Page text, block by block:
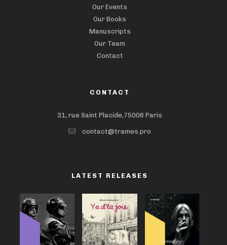
Our Events
Our Books
Manuscripts
Our Team
Contact
CONTACT
31, rue Saint Placide,75006 Paris
contact@trames.pro
LATEST RELEASES